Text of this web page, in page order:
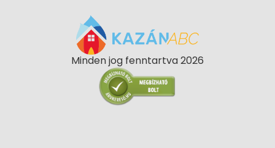
Minden jog fenntartva 2026